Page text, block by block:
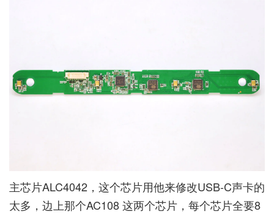
主芯片ALC4042，这个芯片用他来修改USB-C声卡的
太多，边上那个AC108 这两个芯片，每个芯片全要8